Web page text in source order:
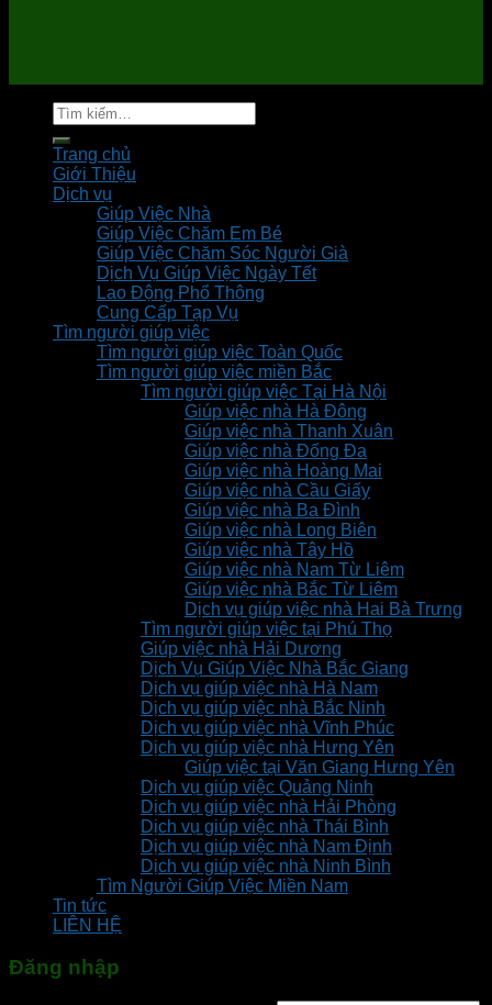
Tìm
kiếm:
Trang chủ
Giới Thiệu
Dịch vụ
Giúp Việc Nhà
Giúp Việc Chăm Em Bé
Giúp Việc Chăm Sóc Người Già
Dịch Vụ Giúp Việc Ngày Tết
Lao Động Phổ Thông
Cung Cấp Tạp Vụ
Tìm người giúp việc
Tìm người giúp việc Toàn Quốc
Tìm người giúp việc miền Bắc
Tìm người giúp việc Tại Hà Nội
Giúp việc nhà Hà Đông
Giúp việc nhà Thanh Xuân
Giúp việc nhà Đống Đa
Giúp việc nhà Hoàng Mai
Giúp việc nhà Cầu Giấy
Giúp việc nhà Ba Đình
Giúp việc nhà Long Biên
Giúp việc nhà Tây Hồ
Giúp việc nhà Nam Từ Liêm
Giúp việc nhà Bắc Từ Liêm
Dịch vụ giúp việc nhà Hai Bà Trưng
Tìm người giúp việc tại Phú Thọ
Giúp việc nhà Hải Dương
Dịch Vụ Giúp Việc Nhà Bắc Giang
Dịch vụ giúp việc nhà Hà Nam
Dịch vụ giúp việc nhà Bắc Ninh
Dịch vụ giúp việc nhà Vĩnh Phúc
Dịch vụ giúp việc nhà Hưng Yên
Giúp việc tại Văn Giang Hưng Yên
Dịch vụ giúp việc Quảng Ninh
Dịch vụ giúp việc nhà Hải Phòng
Dịch vụ giúp việc nhà Thái Bình
Dịch vụ giúp việc nhà Nam Định
Dịch vụ giúp việc nhà Ninh Bình
Tìm Người Giúp Việc Miền Nam
Tin tức
LIÊN HỆ
Đăng nhập